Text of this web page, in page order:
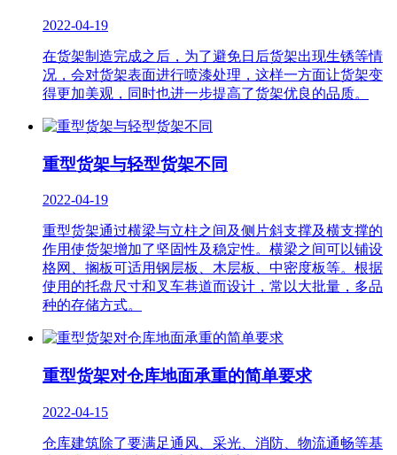
2022-04-19
在货架制造完成之后，为了避免日后货架出现生锈等情
况，会对货架表面进行喷漆处理，这样一方面让货架变
得更加美观，同时也进一步提高了货架优良的品质。
重型货架与轻型货架不同
2022-04-19
重型货架通过横梁与立柱之间及侧片斜支撑及横支撑的
作用使货架增加了坚固性及稳定性。横梁之间可以铺设
格网、搁板可适用钢层板、木层板、中密度板等。根据
使用的托盘尺寸和叉车巷道而设计，常以大批量，多品
种的存储方式。
重型货架对仓库地面承重的简单要求
2022-04-15
仓库建筑除了要满足通风、采光、消防、物流通畅等基